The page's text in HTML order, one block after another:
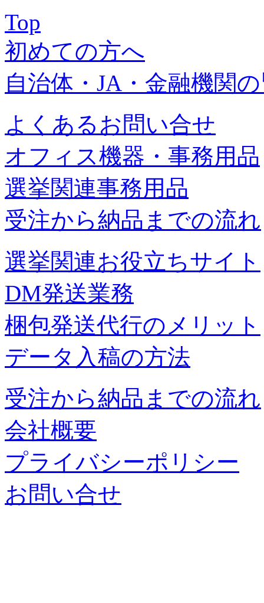
Top
初めての方へ
自治体・JA・金融機関
よくあるお問い合せ
オフィス機器・事務用品
選挙関連事務用品
受注から納品までの流れ
選挙関連お役立ちサイト
DM発送業務
梱包発送代行のメリット
データ入稿の方法
受注から納品までの流れ
会社概要
プライバシーポリシー
お問い合せ